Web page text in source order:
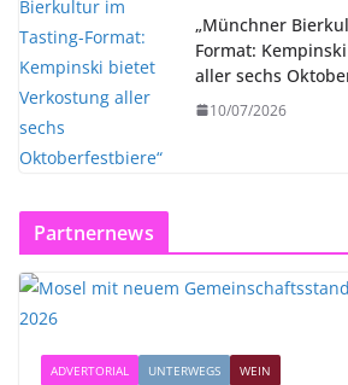
„Münchner
Format:
aller sechs
10/07/2026
Partnernews
ADVERTORIAL UNTERWEGS WEIN